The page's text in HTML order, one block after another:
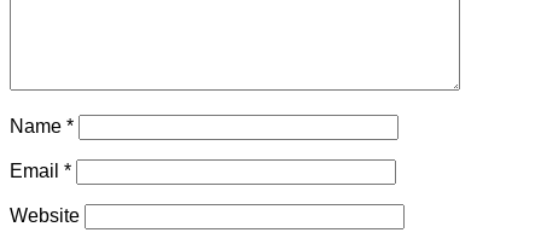
Name *
Email *
Website